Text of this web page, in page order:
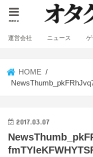
menu
運営会社 ニュース ゲ
HOME
2017.03.07